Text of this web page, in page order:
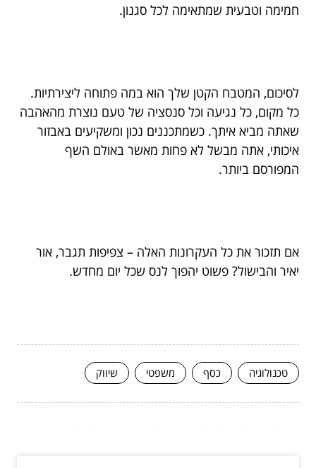
חמימה וטבעית שמתאימה לכל סגנון.
לסיכום, המטבח הקטן שלך הוא במה פתוחה ליצירתיות.
כל מקום, כל נגיעה וכל סנסציה של טעם נוצרת מהאהבה
שאתה מביא איתך. כשמתכננים נכון ומשקיעים באבזור
איכותי, אתה מבשל לא פחות מאשר באולם השף
המפורסם ביותר.
אם תזכור את כל העקרונות האלה – צפיפות תגבר, אור
יאיר והבישול? פשוט יהפוך לנס שכל יום מחדש.
טכנולוגיה כסף משפטי שיווק